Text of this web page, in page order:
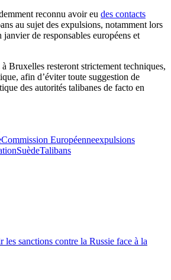
reconnu avoir eu des contacts
au sujet des expulsions, notamment lors
de responsables européens et
Bruxelles resteront strictement techniques,
afin d’éviter toute suggestion de
des autorités talibanes de facto en
Commission Européenneexpulsions
SuèdeTalibans
sanctions contre la Russie face à la